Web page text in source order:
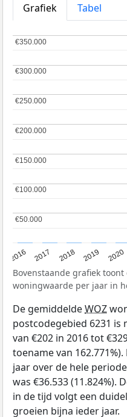
Grafiek
Tabel
2016 2017 2018 2019 2020
€50.000
€50.000
€100.000
€100.000
€150.000
€150.000
€200.000
€200.000
€250.000
€250.000
€300.000
€300.000
€350.000
€350.000
Bovenstaande grafiek
woningwaarde per jaar in
De gemiddeldeWOZ
postcodegebied 6231 is
van €202 in 2016 tot
toename van
jaar over de hele
was €36.533 (11.824%).
in de tijd volgt een
groeien bijna ieder jaar.